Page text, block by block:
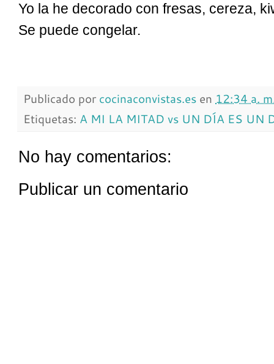
Yo la he decorado con fresas, cereza,
Se puede congelar.
Publicado por cocinaconvistas.es en 12:34 a.
Etiquetas: A MI LA MITAD vs UN DÍA ES UN
No hay comentarios:
Publicar un comentario